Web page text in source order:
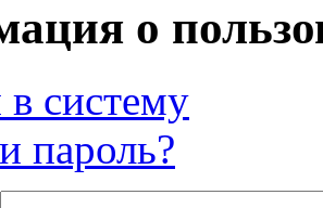
о
систему
пароль?